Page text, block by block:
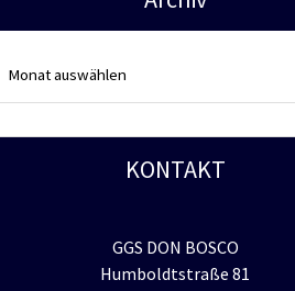
KONTAKT
GGS DON BOSCO
Humboldtstraße 81